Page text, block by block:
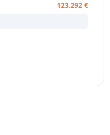
123.292 €